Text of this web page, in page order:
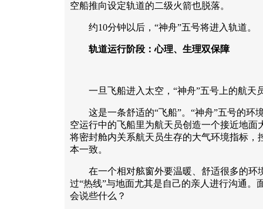
空船推向设定轨道的二级火箭也脱落。
约10分钟以后，“神舟”五号将进入轨道。
轨道运行阶段：心理、生理双保障
一旦飞船进入太空，“神舟”五号上的航天
这是一条舒适的“飞船”。“神舟”五号的环
空运行中的飞船里为航天员创造一个接近地面
将密封舱内关系航天员生存的大气环境指标，
本一致。
在一个相对舷窗外要温暖、舒适很多的环
过“热线”与地面尤其是自己的亲人进行沟通。
会说些什么？